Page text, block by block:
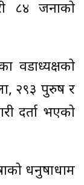
८४ जनाको
वडाध्यक्षको
२९३ पुरुष र
दर्ता भएको
धनुषाधाम